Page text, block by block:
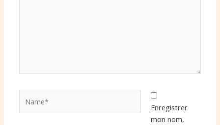
Enregistrer
mon nom,